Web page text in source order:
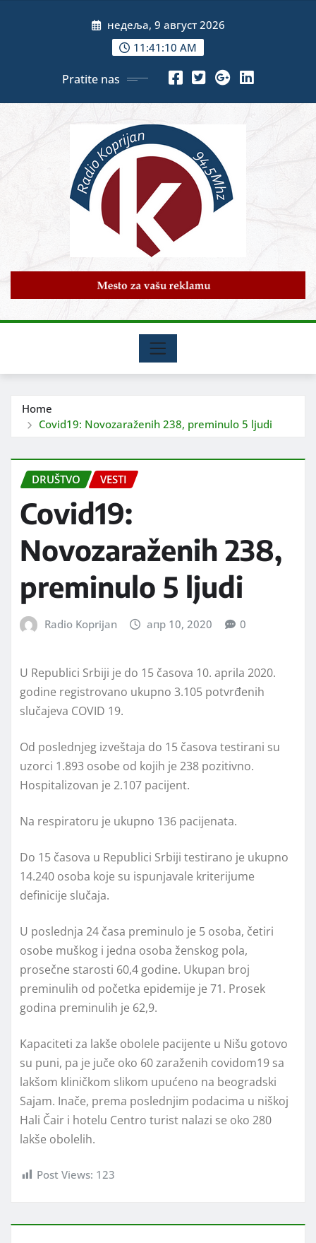
недеља, 9 август 2026
11:41:12 AM
Pratite nas
Home
Covid19: Novozaraženih 238, preminulo 5 ljudi
DRUŠTVO VESTI
Covid19:
Novozaraženih 238,
preminulo 5 ljudi
Radio Koprijan апр 10, 2020 0
U Republici Srbiji je do 15 časova 10. aprila 2020.
godine registrovano ukupno 3.105 potvrđenih
slučajeva COVID 19.
Od poslednjeg izveštaja do 15 časova testirani su
uzorci 1.893 osobe od kojih je 238 pozitivno.
Hospitalizovan je 2.107 pacijent.
Na respiratoru je ukupno 136 pacijenata.
Do 15 časova u Republici Srbiji testirano je ukupno
14.240 osoba koje su ispunjavale kriterijume
definicije slučaja.
U poslednja 24 časa preminulo je 5 osoba, četiri
osobe muškog i jedna osoba ženskog pola,
prosečne starosti 60,4 godine. Ukupan broj
preminulih od početka epidemije je 71. Prosek
godina preminulih je 62,9.
Kapaciteti za lakše obolele pacijente u Nišu gotovo
su puni, pa je juče oko 60 zaraženih covidom19 sa
lakšom kliničkom slikom upućeno na beogradski
Sajam. Inače, prema poslednjim podacima u niškoj
Hali Čair i hotelu Centro turist nalazi se oko 280
lakše obolelih.
Post Views: 123